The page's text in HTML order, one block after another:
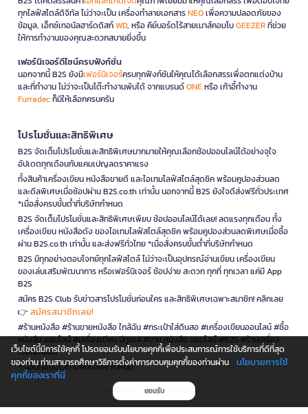
ทุกไลฟ์สไตล์ดิจิทัล ไม่ว่าจะเป็น เครื่องทำลายเอกสารNEOเพื่อความปลอดภัยของ
ข้อมูล, เอ็กซ์เทอนัลฮาร์ดดิสก์WD, หรือ คีย์บอร์ดไร้สายเมาส์คอมโบGEEZERที่ช่วย
ให้การทำงานของคุณสะดวกสบายยิ่งขึ้น
เฟอร์นิเจอร์ดีไซน์ครบฟังก์ชั่น
นอกจากนี้ B2S ยังมีเฟอร์นิเจอร์ครบทุกฟังก์ชันให้คุณได้เลือกสรรเพื่อตกแต่งบ้าน
และที่ทำงาน ไม่ว่าจะเป็นโต๊ะทำงานพับได้ จากแบรนด์ONEหรือ เก้าอี้ทำงาน
Furradecก็มีให้เลือกครบครัน
โปรโมชั่นและสิทธิพิเศษ
B2S จัดเต็มโปรโมชั่นและสิทธิพิเศษมากมายให้คุณเลือกช้อปออนไลน์ได้อย่างจุใจ
อัปเดตทุกเดือนกับแคมเปญลดราคาแรง
ทั้งสินค้าเครื่องเขียน หนังสือขายดี และไอเทมไลฟ์สไตล์สุดชิค พร้อมคูปองส่วนลด
และดีลพิเศษเมื่อช้อปผ่าน B2S.co.th เท่านั้น นอกจากนี้ B2S ยังใจดีส่งฟรีทั่วประเทศ
*เมื่อสั่งครบขั้นต่ำที่บริษัทกำหนด
B2S จัดเต็มโปรโมชั่นและสิทธิพิเศษเพียบ ช้อปออนไลน์ได้เลย! ลดแรงทุกเดือน ทั้ง
เครื่องเขียน หนังสือดัง ของไอเทมไลฟ์สไตล์สุดชิค พร้อมคูปองส่วนลดพิเศษเมื่อซื้อ
ผ่าน B2S.co.th เท่านั้น และส่งฟรีทั่วไทย *เมื่อสั่งครบขั้นต่ำที่บริษัทกำหนด
B2S มีทุกอย่างตอบโจทย์ทุกไลฟ์สไตล์ ไม่ว่าจะเป็นอุปกรณ์อ่านเขียน เครื่องเขียน
ของเล่นเสริมพัฒนาการ หรือเฟอร์นิเจอร์ ช้อปง่าย สะดวก ทุกที่ ทุกเวลา แค่มี App
B2S
สมัคร B2S Club รับข่าวสารโปรโมชั่นก่อนใคร และสิทธิพิเศษเฉพาะสมาชิก! คลิกเลย
👉 สมัครสมาชิกเลย!
#ร้านหนังสือ #ร้านขายหนังสือ ใกล้ฉัน #กระเป๋าใส่ดินสอ #เครื่องเขียนออนไลน์ #ซื้อ
หนังสือ ออนไลน์ #เครื่องเขียน บีทูเอส #ขาย หนังสือ ออนไลน์ #B2S #ร้านเครื่อง
เขียนใกล้ฉัน
*เงื่อนไขเป็นไปตามที่บริษัทฯ กำหนด
เว็บไซต์นี้มีการใช้คุกกี้ โปรดยอมรับนโยบายคุกกี้เพื่อประสบการณ์การใช้บริการที่ดีที่สุด
ของท่าน ท่านสามารถศึกษาวิธีการตั้งค่าการควบคุมคุกกี้ของท่านผ่าน
นโยบายการใช้
คุกกี้ของเราที่นี่
ยอมรับ